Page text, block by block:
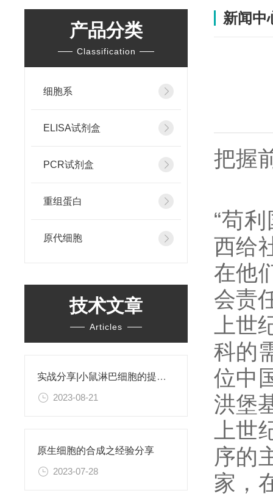
产品分类
Classification
细胞系
ELISA试剂盒
PCR试剂盒
重组蛋白
原代细胞
技术文章
Articles
实战分享|小鼠淋巴细胞的提取和分选之经验小结
2023-08-21
原生细胞的合成之经验分享
2023-07-28
新闻中
把握
“苟
西给
在他
会责
上
科的
位中
洪堡
上
序的
家，